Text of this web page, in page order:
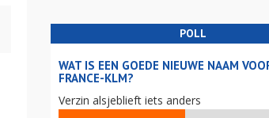
POLL
WAT IS EEN GOEDE NIEUWE NAAM
FRANCE-KLM?
Verzin alsjeblieft iets anders